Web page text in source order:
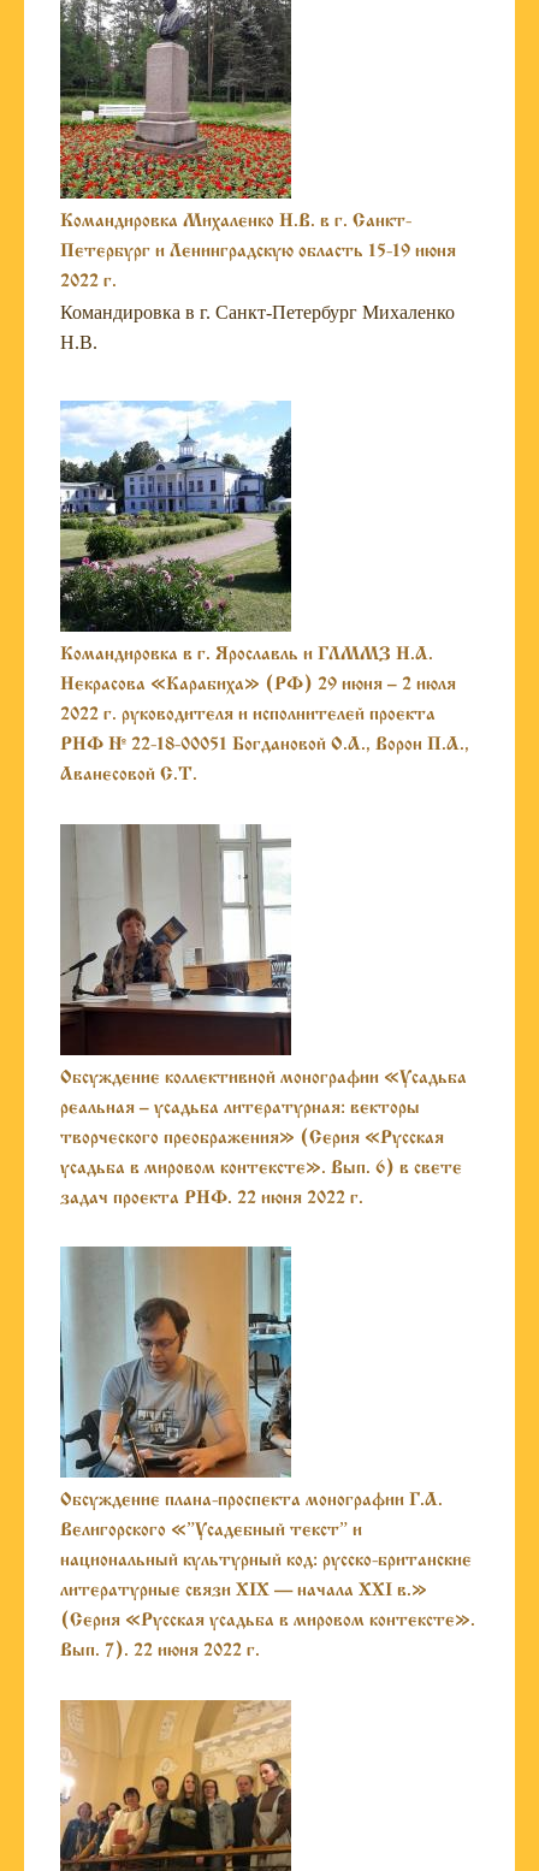
Командировка Михаленко Н.В. в г. Санкт-
Петербург и Ленинградскую область 15-19 июня
2022 г.
Командировка в г. Санкт-Петербург Михаленко
Н.В.
Командировка в г. Ярославль и ГЛММЗ Н.А.
Некрасова «Карабиха» (РФ) 29 июня – 2 июля
2022 г. руководителя и исполнителей проекта
РНФ № 22-18-00051 Богдановой О.А., Ворон П.А.,
Аванесовой С.Т.
Обсуждение коллективной монографии «Усадьба
реальная – усадьба литературная: векторы
творческого преображения» (Серия «Русская
усадьба в мировом контексте». Вып. 6) в свете
задач проекта РНФ. 22 июня 2022 г.
Обсуждение плана-проспекта монографии Г.А.
Велигорского «”Усадебный текст” и
национальный культурный код: русско-британские
литературные связи XIX — начала XXI в.»
(Серия «Русская усадьба в мировом контексте».
Вып. 7). 22 июня 2022 г.